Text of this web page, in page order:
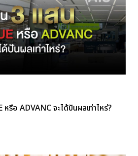
หรือ ADVANC จะได้ปันผลเท่าไหร่?